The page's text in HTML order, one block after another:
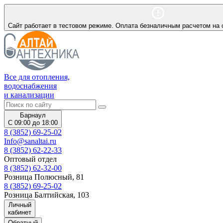
Сайт работает в тестовом режиме. Оплата безналичным расчетом на
Все для отопления,
водоснабжения
и канализации
Барнаул
С 09:00 до 18:00
8 (3852) 69-25-02
Info@sanaltai.ru
8 (3852) 62-22-33
Оптовый отдел
8 (3852) 62-32-00
Розница Полюсный, 81
8 (3852) 69-25-02
Розница Балтийская, 103
Личный
кабинет